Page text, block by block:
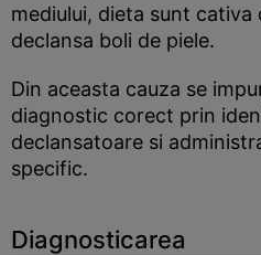
mediului, dieta sunt
declansa boli de piele.
Din aceasta cauza se
diagnostic corect prin
declansatoare si
specific.
Diagnosticarea